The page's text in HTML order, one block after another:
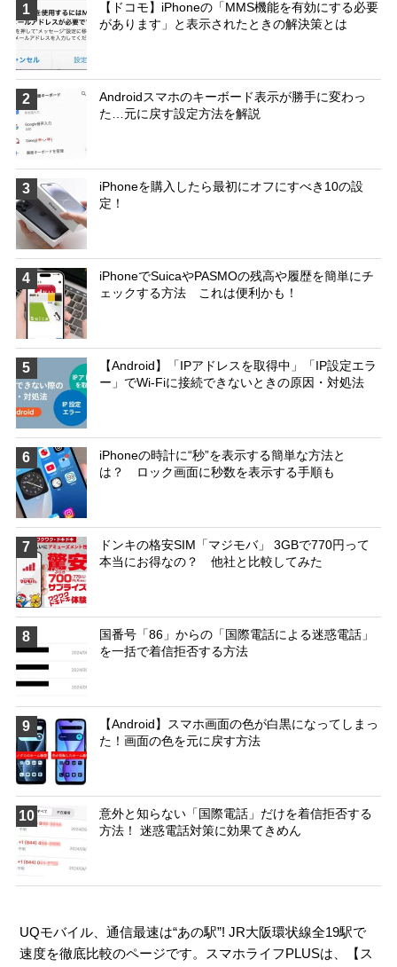
1
【ドコモ】iPhoneの「MMS機能を有効にする必要
があります」と表示されたときの解決策とは
2
Androidスマホのキーボード表示が勝手に変わっ
た…元に戻す設定方法を解説
3
iPhoneを購入したら最初にオフにすべき10の設
定！
4
iPhoneでSuicaやPASMOの残高や履歴を簡単にチ
ェックする方法 これは便利かも！
5
【Android】「IPアドレスを取得中」「IP設定エラ
ー」でWi-Fiに接続できないときの原因・対処法
6
iPhoneの時計に“秒”を表示する簡単な方法と
は？ ロック画面に秒数を表示する手順も
7
ドンキの格安SIM「マジモバ」 3GBで770円って
本当にお得なの？ 他社と比較してみた
8
国番号「86」からの「国際電話による迷惑電話」
を一括で着信拒否する方法
9
【Android】スマホ画面の色が白黒になってしまっ
た！画面の色を元に戻す方法
10
意外と知らない「国際電話」だけを着信拒否する
方法！ 迷惑電話対策に効果てきめん
UQモバイル、通信最速は“あの駅”! JR大阪環状線全19駅で
速度を徹底比較のページです。スマホライフPLUSは、【 ス